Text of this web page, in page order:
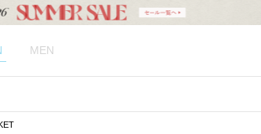
MEN